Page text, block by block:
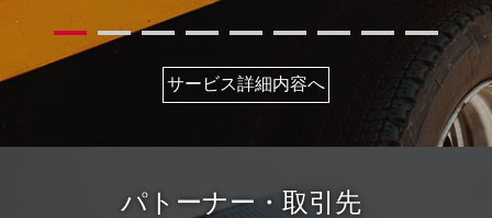
サービス詳細内容へ
パトーナー・取引先